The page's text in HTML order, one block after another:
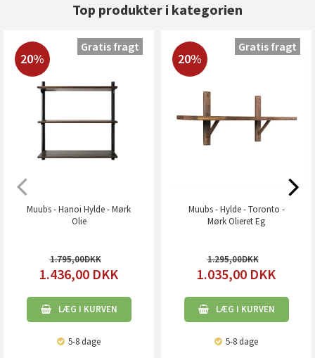
Top produkter i kategorien
20%
Muubs - Hanoi Hylde - Mørk
Olie
1.795,00
1.436,00 DKK
LÆG I KURVEN
5-8 dage
Gratis fragt
20%
Muubs - Hylde - Toronto -
Mørk Olieret Eg
1.295,00
1.035,00 DKK
LÆG I KURVEN
5-8 dage
Gratis fragt